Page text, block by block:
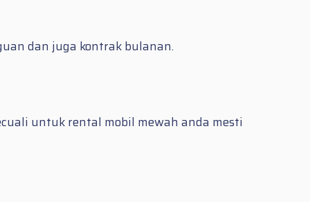
dan juga kontrak bulanan.
untuk rental mobil mewah anda mesti